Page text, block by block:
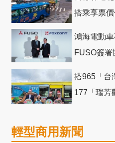
搭乘享票
鴻海電動
FUSO簽
搭965「台
177「瑞芳
輕型商用新聞